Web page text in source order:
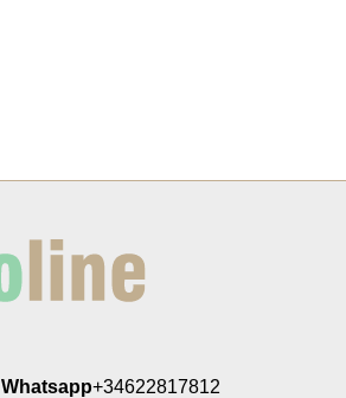
Whatsapp+34622817812